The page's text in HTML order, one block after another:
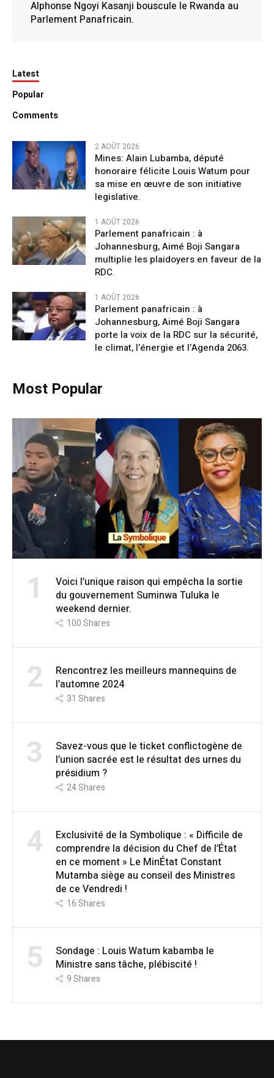
Alphonse Ngoyi Kasanji bouscule le Rwanda au
Parlement Panafricain.
Latest
Popular
Comments
2 AOÛT 2026
Mines: Alain Lubamba, député
honoraire félicite Louis Watum pour
sa mise en œuvre de son initiative
legislative.
1 AOÛT 2026
Parlement panafricain : à
Johannesburg, Aimé Boji Sangara
multiplie les plaidoyers en faveur de la
RDC.
1 AOÛT 2026
Parlement panafricain : à
Johannesburg, Aimé Boji Sangara
porte la voix de la RDC sur la sécurité,
le climat, l’énergie et l’Agenda 2063.
Most Popular
1
Voici l’unique raison qui empêcha la sortie
du gouvernement Suminwa Tuluka le
weekend dernier.
100Shares
2
Rencontrez les meilleurs mannequins de
l’automne 2024
31 Shares
3
Savez-vous que le ticket conflictogène de
l’union sacrée est le résultat des urnes du
présidium ?
24Shares
4
Exclusivité de la Symbolique : « Difficile de
comprendre la décision du Chef de l’État
en ce moment » Le MinÉtat Constant
Mutamba siège au conseil des Ministres
de ce Vendredi !
16Shares
5
Sondage : Louis Watum kabamba le
Ministre sans tâche, plébiscité !
9Shares